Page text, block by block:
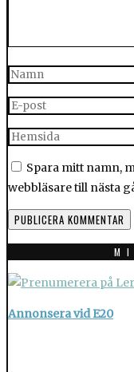
Spara mitt namn,
webbläsare till nästa
Annonsera vid E20